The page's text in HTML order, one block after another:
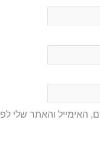
האימייל והאתר שלי